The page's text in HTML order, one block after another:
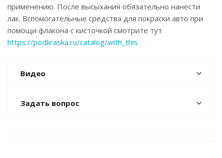
применению. После высыхания обязательно нанести
лак. Вспомогательные средства для покраски авто при
помощи флакона с кисточкой смотрите тут
https://podkraska.ru/catalog/with_this
Видео
Задать вопрос